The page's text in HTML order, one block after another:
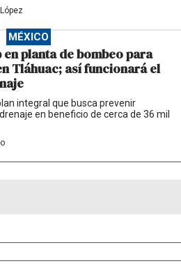
MÉXICO
en planta de bombeo para
Tláhuac; así funcionará el
integral que busca prevenir
en beneficio de cerca de 36 mil